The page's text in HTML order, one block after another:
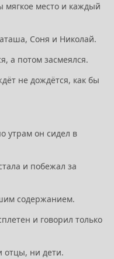
мягкое место и каждый
Соня и Hиколай.
а потом засмеялся.
не дождётся, как бы
утрам он сидел в
и побежал за
содержанием.
и говорил только
отцы, ни дети.